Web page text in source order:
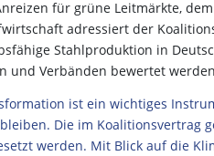
für grüne Leitmärkte,
adressiert der
Stahlproduktion in
und Verbänden bewertet
ist ein wichtiges
Die im Koalitionsvertrag
werden. Mit Blick auf die